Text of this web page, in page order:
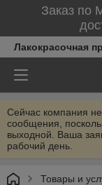
Заказ по
Лакокрасочная
Сейчас компания
сообщения,
выходной. Ваша
рабочий день.
Товары и